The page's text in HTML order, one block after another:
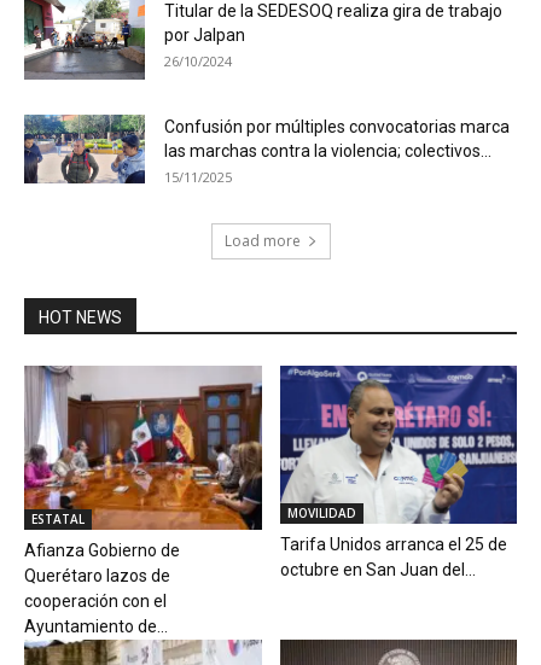
Titular de la SEDESOQ realiza gira de trabajo
por Jalpan
26/10/2024
Confusión por múltiples convocatorias marca
las marchas contra la violencia; colectivos...
15/11/2025
Load more
HOT NEWS
ESTATAL
Afianza Gobierno de
Querétaro lazos de
cooperación con el
Ayuntamiento de...
MOVILIDAD
Tarifa Unidos arranca el 25 de
octubre en San Juan del...